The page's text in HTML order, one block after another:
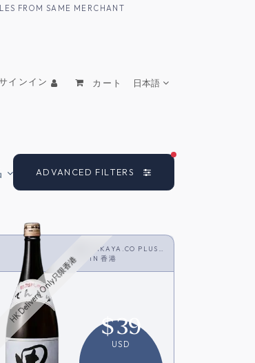
FROM SAME MERCHANT
インイン カート 日本語
ADVANCED FILTERS
FILTERS ACTIVE
SAKAYA.CO PLUS
<SAKE>
IN香港
HK Delivery Only只限香港
$39
USD